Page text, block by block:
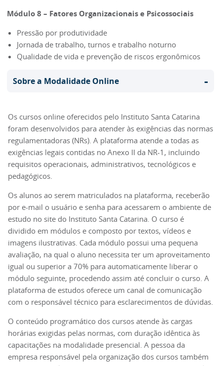
Módulo 8 – Fatores Organizacionais e Psicossociais
Pressão por produtividade
Jornada de trabalho, turnos e trabalho noturno
Qualidade de vida e prevenção de riscos ergonômicos
Sobre a Modalidade Online -
Os cursos online oferecidos pelo Instituto Santa Catarina
foram desenvolvidos para atender às exigências das normas
regulamentadoras (NRs). A plataforma atende a todas as
exigências legais contidas no Anexo II da NR-1, incluindo
requisitos operacionais, administrativos, tecnológicos e
pedagógicos.
Os alunos ao serem matriculados na plataforma, receberão
por e-mail o usuário e senha para acessarem o ambiente de
estudo no site do Instituto Santa Catarina. O curso é
dividido em módulos e composto por textos, vídeos e
imagens ilustrativas. Cada módulo possui uma pequena
avaliação, na qual o aluno necessita ter um aproveitamento
igual ou superior a 70% para automaticamente liberar o
módulo seguinte, procedendo assim até concluir o curso. A
plataforma de estudos oferece um canal de comunicação
com o responsável técnico para esclarecimentos de dúvidas.
O conteúdo programático dos cursos atende às cargas
horárias exigidas pelas normas, com duração idêntica às
capacitações na modalidade presencial. A pessoa da
empresa responsável pela organização dos cursos também